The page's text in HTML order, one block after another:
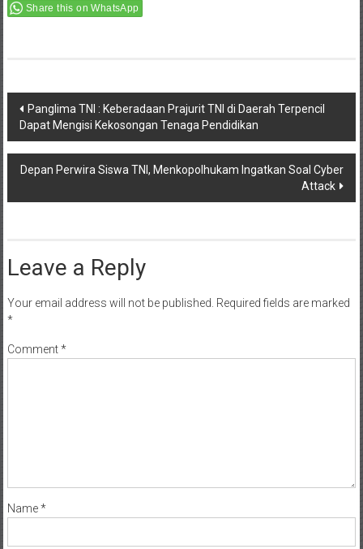
Share this on WhatsApp
Post
navigation
Panglima TNI : Keberadaan Prajurit TNI di Daerah Terpencil
Dapat Mengisi Kekosongan Tenaga Pendidikan
Depan Perwira Siswa TNI, Menkopolhukam Ingatkan Soal Cyber
Attack
Leave a Reply
Your email address will not be published. Required fields are marked
*
Comment*
Name*